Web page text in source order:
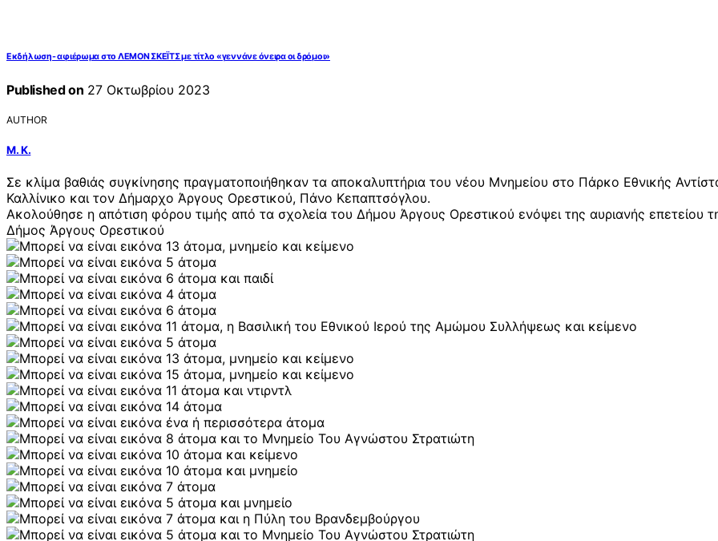
Εκδήλωση- αφιέρωμα στο ΛΕΜΟΝ ΣΚΕΪΤΣ με τίτλο «γεννάνε όνειρα οι δρόμοι»
Published on 27 Οκτωβρίου 2023
AUTHOR
Μ. Κ.
Σε κλίμα βαθιάς συγκίνησης πραγματοποιήθηκαν τα αποκαλυπτήρια του νέου Μνημείου στο Πάρκο Εθνικής
Καλλίνικο και τον Δήμαρχο Άργους Ορεστικού, Πάνο Κεπαπτσόγλου.
Ακολούθησε η απότιση φόρου τιμής από τα σχολεία του Δήμου Άργους Ορεστικού ενόψει της αυριανής επετείου
Δήμος Άργους Ορεστικού